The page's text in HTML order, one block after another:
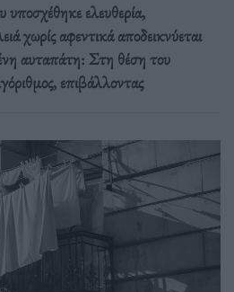
ελευθερία,
χωρίς αφεντικά αποδεικνύεται
αυταπάτη: Στη θέση του
επιβάλλοντας